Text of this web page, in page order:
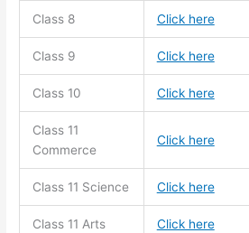
Class 8 Click here
Class 9 Click here
Class 10 Click here
Class 11
Commerce
Click here
Class 11 Science Click here
Class 11 Arts Click here